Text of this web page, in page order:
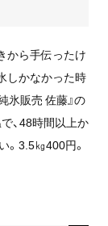
から手伝ったけ
しかなかった時
氷販売 佐藤』の
、48時間以上か
。3.5㎏400円。